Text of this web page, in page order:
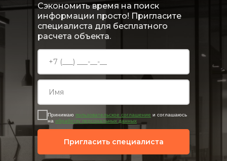
Сэкономить время на поиск
информации просто! Пригласите
специалиста для бесплатного
расчета объекта.
Принимаю пользовательское соглашение и соглашаюсь
на обработку персональных данных
Пригласить специалиста